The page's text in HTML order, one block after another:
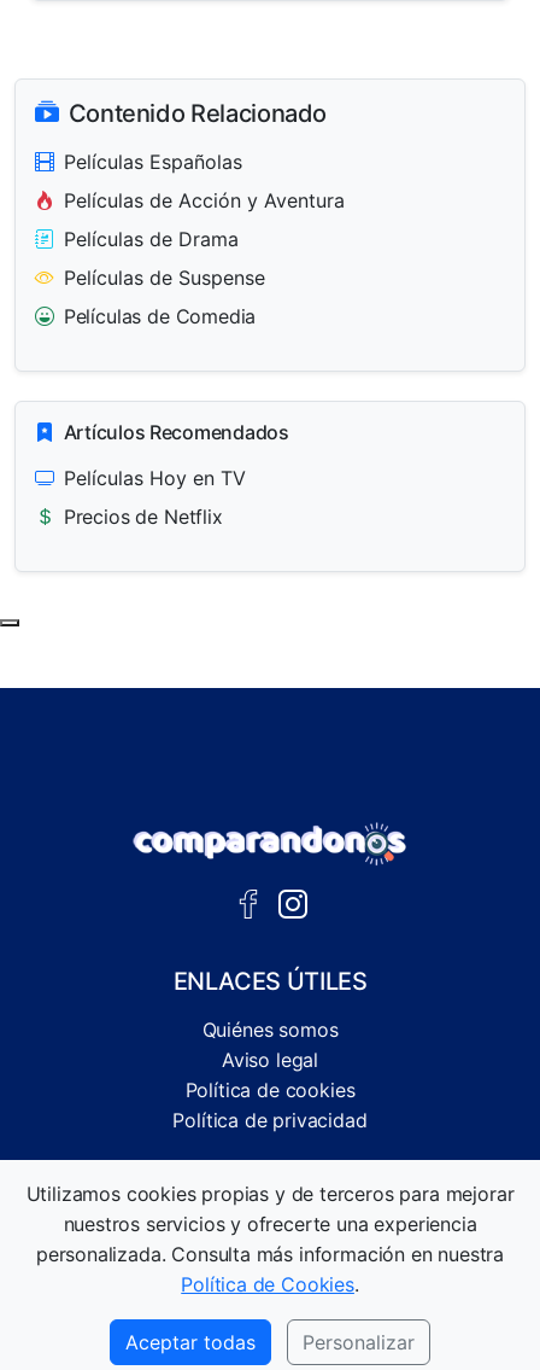
Contenido Relacionado
Películas Españolas
Películas de Acción y Aventura
Películas de Drama
Películas de Suspense
Películas de Comedia
Artículos Recomendados
Películas Hoy en TV
Precios de Netflix
ENLACES ÚTILES
Quiénes somos
Aviso legal
Política de cookies
Política de privacidad
informativas.
©2026 Comparandonos. Todos los derechos reservados.
Utilizamos cookies propias y de terceros para mejorar
nuestros servicios y ofrecerte una experiencia
personalizada. Consulta más información en nuestra
Política de Cookies.
Aceptar todas Personalizar